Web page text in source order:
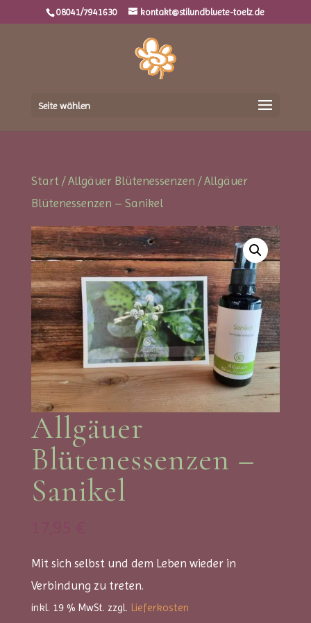
08041/7941630 kontakt@stilundbluete-toelz.de
Seite wählen
Start /Allgäuer Blütenessenzen / Allgäuer
Blütenessenzen – Sanikel
Allgäuer
Blütenessenzen –
Sanikel
Mit sich selbst und dem Leben wieder in
Verbindung zu treten.
inkl. 19 % MwSt. zzgl. Lieferkosten